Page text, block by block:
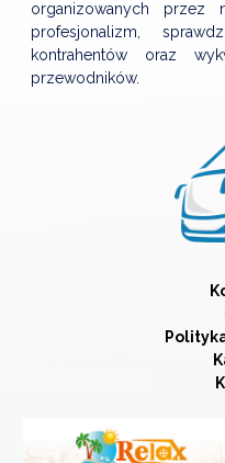
organizowanych przez
profesjonalizm,
kontrahentów oraz
przewodników.